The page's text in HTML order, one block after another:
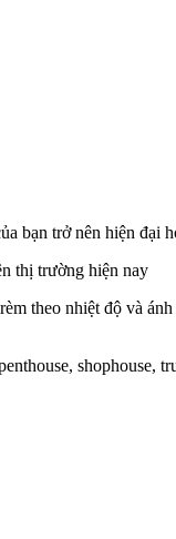
bạn trở nên hiện đại
thị trường hiện nay
theo nhiệt độ và
shophouse,